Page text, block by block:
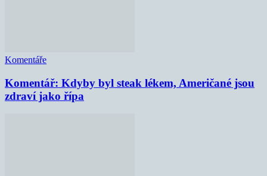
Komentáře
Komentář: Kdyby byl steak lékem, Američané jsou
zdraví jako řípa